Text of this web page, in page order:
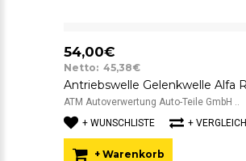
54,00€
Netto: 45,38€
ATM Autoverwertung Auto-Teile GmbH ..
+ WUNSCHLISTE
+ VERGLEICH
+ Warenkorb